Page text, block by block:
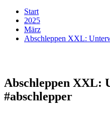
Start
2025
März
Abschleppen XXL:
Abschleppen XXL:
#abschlepper